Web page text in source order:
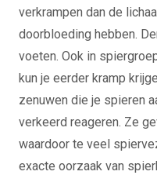
verkrampen dan de
doorbloeding hebben.
voeten. Ook in
kun je eerder kramp
zenuwen die je spieren
verkeerd reageren. Ze
waardoor te veel
exacte oorzaak van